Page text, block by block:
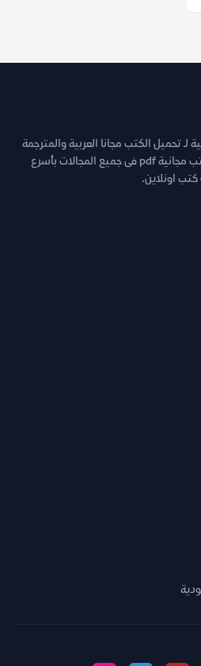
تحميل الكتب مجانا العربية والمترجمة
والروايات والقصص وغيرها من كتب مجانية pdf فى جميع المجالات بأسرع
اونلاين.